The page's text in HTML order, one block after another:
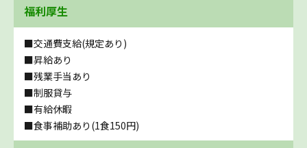
福利厚生
■交通費支給(規定あり)
■昇給あり
■残業手当あり
■制服貸与
■有給休暇
■食事補助あり(1食150円)